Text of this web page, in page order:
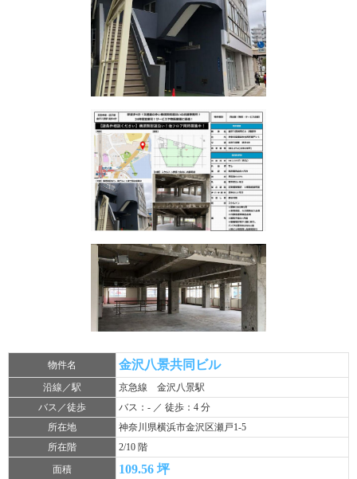
物件名 金沢八景共同ビル
沿線／駅
京急線 金沢八景駅
バス／徒歩
バス：- ／ 徒歩：4 分
所在地
神奈川県横浜市金沢区瀬戸1-5
所在階
2/10 階
面積
109.56 坪